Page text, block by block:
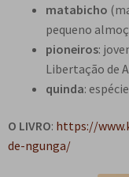
matabicho
pequeno
pioneiros:
Libertação de
quinda:
O LIVRO: https://
de-ngunga/